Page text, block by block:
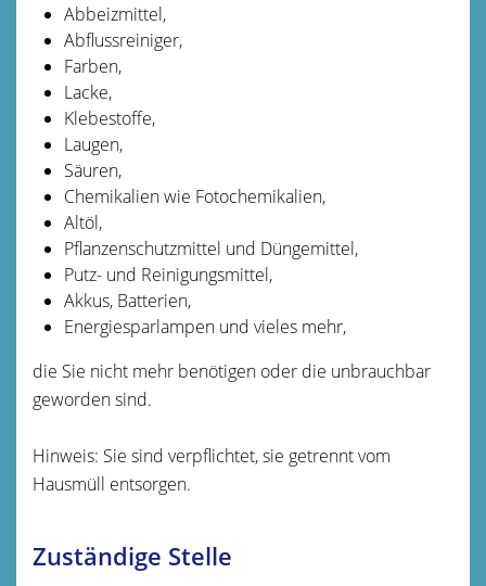
Abbeizmittel,
Abflussreiniger,
Farben,
Lacke,
Klebestoffe,
Laugen,
Säuren,
Chemikalien wie Fotochemikalien,
Altöl,
Pflanzenschutzmittel und Düngemittel,
Putz- und Reinigungsmittel,
Akkus, Batterien,
Energiesparlampen und vieles mehr,
die Sie nicht mehr benötigen oder die unbrauchbar
geworden sind.
Hinweis: Sie sind verpflichtet, sie getrennt vom
Hausmüll entsorgen.
Zuständige Stelle